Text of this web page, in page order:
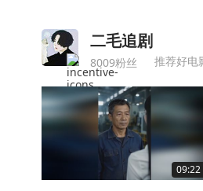
二毛追剧
8009粉丝 推荐好电
09:22